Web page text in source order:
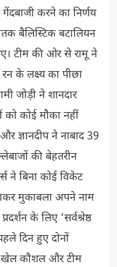
करने का निर्णय
बैलिस्टिक बटालियन
टीम की ओर से रामू ने
के लक्ष्य का पीछा
जोड़ी ने शानदार
को कोई मौका नहीं
ज्ञानदीप ने नाबाद 39
की बेहतरीन
ने बिना कोई विकेट
मुकाबला अपने नाम
के लिए ‘सर्वश्रेष्ठ
दिन हुए दोनों
खेल कौशल और टीम